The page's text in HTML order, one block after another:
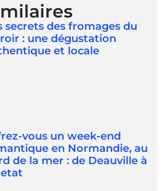
secrets des fromages du
: une dégustation
et locale
vous un week-end
en Normandie, au
de la mer : de Deauville à